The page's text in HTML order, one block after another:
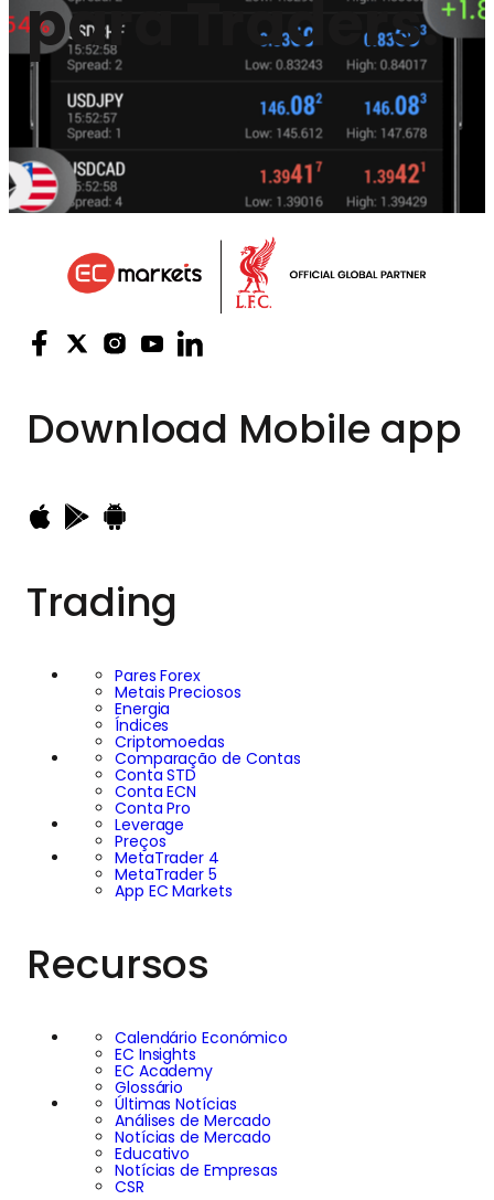
para Traders.
Download Mobile app
Trading
Pares Forex
Metais Preciosos
Energia
Índices
Criptomoedas
Comparação de Contas
Conta STD
Conta ECN
Conta Pro
Leverage
Preços
MetaTrader 4
MetaTrader 5
App EC Markets
Recursos
Calendário Económico
EC Insights
EC Academy
Glossário
Últimas Notícias
Análises de Mercado
Notícias de Mercado
Educativo
Notícias de Empresas
CSR